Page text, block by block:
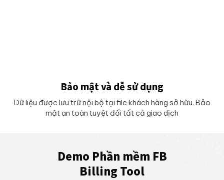
Bảo mật và dễ sử dụng
Dữ liệu được lưu trữ nội bộ tại file khách hàng sở hữu. Bảo
mật an toàn tuyệt đối tất cả giao dịch
Demo Phần mềm FB
Billing Tool